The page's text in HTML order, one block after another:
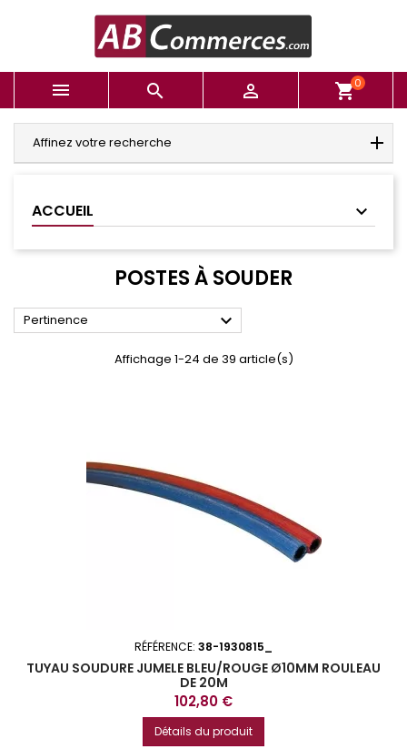
   shopping_cart0
Affinez votre recherche
ACCUEIL
POSTES À SOUDER
Pertinence 
Affichage 1-24 de 39 article(s)
RÉFÉRENCE: 38-1930815_
TUYAU SOUDURE JUMELE BLEU/ROUGE Ø10MM ROULEAU
DE 20M
Prix
102,80 €
Détails du produit